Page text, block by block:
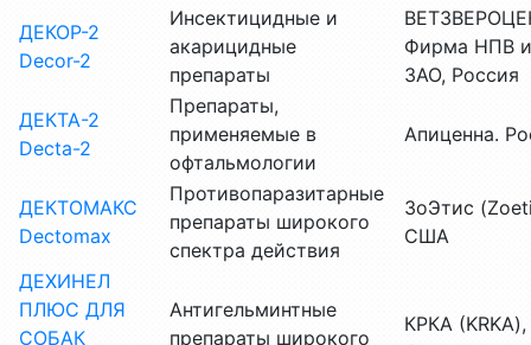
ДЕКОР-2
Decor-2
Инсектицидные и
акарицидные
препараты
Фирма НПВ
ЗАО, Россия
ДЕКТА-2
Decta-2
Препараты,
применяемые в
офтальмологии
Апиценна.
ДЕКТОМАКС
Dectomax
Противопаразитарные
препараты широкого
спектра действия
ЗоЭтис
США
ДЕХИНЕЛ
ПЛЮС ДЛЯ
СОБАК
Антигельминтные
препараты широкого
КРКА (KRKA),